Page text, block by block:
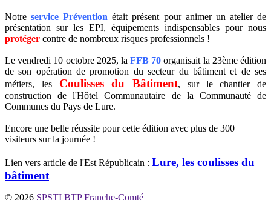
Notreservice Prévention était présent pour animer un atelier de
présentation sur les EPI, équipements indispensables pour nous
protéger contre de nombreux risques professionnels !
Le vendredi 10 octobre 2025, laFFB 70 organisait la 23ème édition
de son opération de promotion du secteur du bâtiment et de ses
métiers, les Coulisses du Bâtiment, sur le chantier de
construction de l'Hôtel Communautaire de la Communauté de
Communes du Pays de Lure.
Encore une belle réussite pour cette édition avec plus de 300
visiteurs sur la journée !
Lien vers article de l'Est Républicain : Lure, les coulisses du
bâtiment
© 2026 SPSTI BTP Franche-Comté